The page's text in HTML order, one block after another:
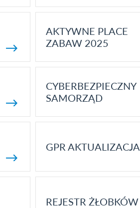
AKTYWNE PLACE
ZABAW 2025
CYBERBEZPIECZNY
SAMORZĄD
GPR AKTUALIZACJA
REJESTR ŻŁOBKÓW